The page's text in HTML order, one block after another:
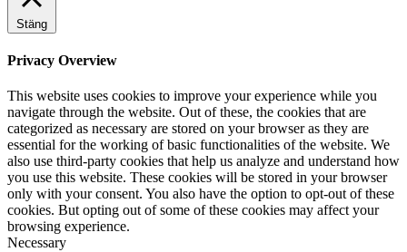
Stäng
Privacy Overview
This website uses cookies to improve your experience while you
navigate through the website. Out of these, the cookies that are
categorized as necessary are stored on your browser as they are
essential for the working of basic functionalities of the website. We
also use third-party cookies that help us analyze and understand how
you use this website. These cookies will be stored in your browser
only with your consent. You also have the option to opt-out of these
cookies. But opting out of some of these cookies may affect your
browsing experience.
Necessary